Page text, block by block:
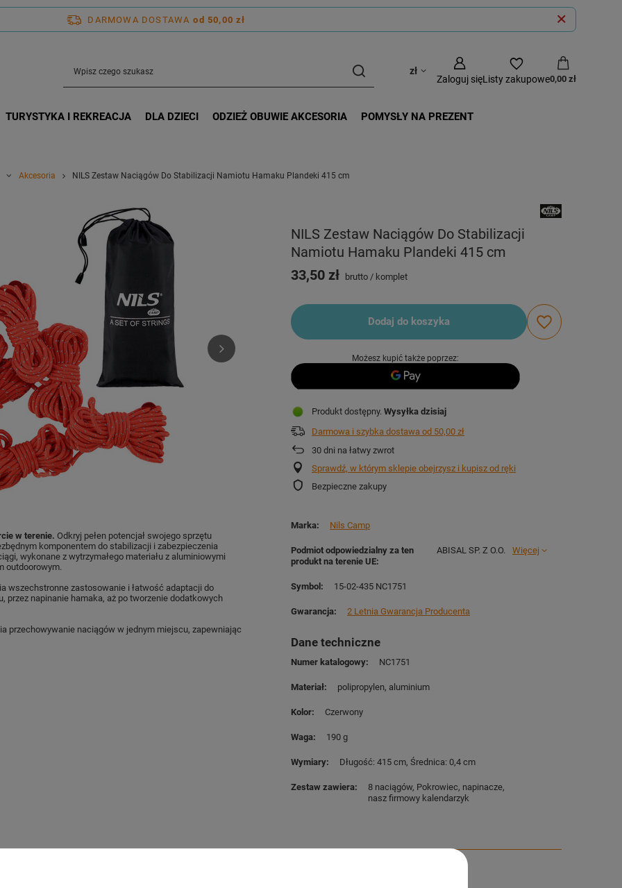
DARMOWA DOSTAWA od 50,00 zł
zł
Zaloguj sięListy zakupowe0,00 zł
TURYSTYKA I REKREACJA DLA DZIECI ODZIEŻ OBUWIE AKCESORIA
POMYSŁY NA PREZENT
Akcesoria NILS Zestaw Naciągów Do Stabilizacji Namiotu Hamaku Plandeki 415 cm
NILS Zestaw Naciągów Do Stabilizacji
Namiotu Hamaku Plandeki 415 cm
33,50 zł
brutto / komplet
Dodaj do koszyka
Możesz kupić także poprzez:
Produkt dostępny Wysyłkadzisiaj
Darmowa i szybka dostawa od 50,00 zł
30 dni na łatwy zwrot
Sprawdź, w którym sklepie obejrzysz i kupisz od ręki
Bezpieczne zakupy
w terenie. Odkryj pełen potencjał swojego sprzętu
komponentem do stabilizacji i zabezpieczenia
wykonane z wytrzymałego materiału z aluminiowymi
outdoorowym.
wszechstronne zastosowanie i łatwość adaptacji do
napinanie hamaka, aż po tworzenie dodatkowych
przechowywanie naciągów w jednym miejscu, zapewniając
Marka Nils Camp
Podmiot odpowiedzialny za ten
produkt na terenie UE
ABISAL SP. Z O.O. Więcej
Symbol 15-02-435 NC1751
Gwarancja 2 Letnia Gwarancja Producenta
Dane techniczne
Numer katalogowy NC1751
Materiał polipropylen aluminium
Kolor Czerwony
Waga 190 g
Wymiary Długość: 415 cm Średnica: 0,4 cm
Zestaw zawiera 8 naciągów Pokrowiec napinacze
nasz firmowy kalendarzyk